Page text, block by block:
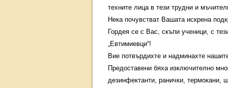
техните лица в тези трудни и
Нека почувстват Вашата искрена
Гордея се с Вас, скъпи ученици, с
„Евтимиевци“!
Вие потвърдихте и надминахте
Предоставени бяха изключително
дезинфектанти, ранички, термокани,